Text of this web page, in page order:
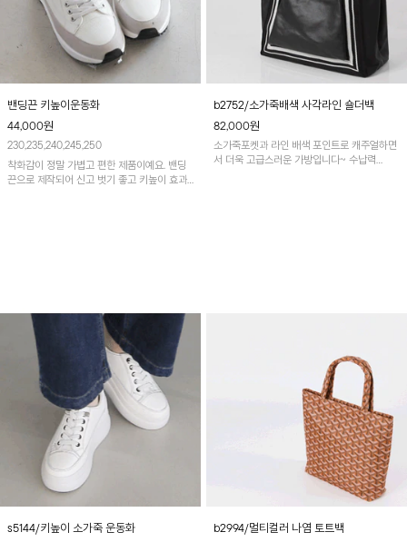
밴딩끈 키높이운동화
44,000원
230,235,240,245,250
착화감이 정말 가볍고 편한 제품이예요. 밴딩
끈으로 제작되어 신고 벗기 좋고 키높이 효과
b2752/소가죽배색 사각라인 숄더백
82,000원
소가죽포켓과 라인 배색 포인트로 캐주얼하면
서 더욱 고급스러운 가방입니다~ 수납력
s5144/키높이 소가죽 운동화
b2994/멀티컬러 나염 토트백